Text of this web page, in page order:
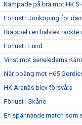
Kämpade på bra mot HK
Förlust i Jönköping för
Bra spel i en halvlek räckte
Förlust i Lund
Vinst mot serieledarna
När poäng mot H65
HK Aranäs blev försvåra
Förlust i Skåne
En spännande match som